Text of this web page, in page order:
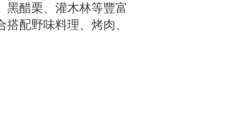
黑醋栗、灌木林等豐富
配野味料理、烤肉、